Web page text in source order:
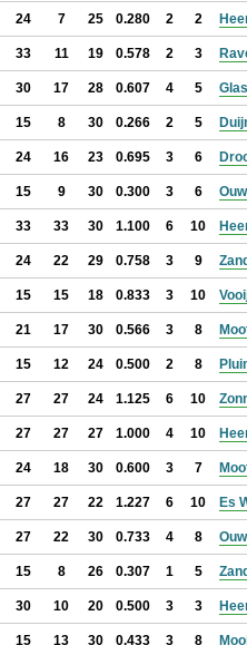
24 7 25 0.280 2 2
33 11 19 0.578 2 3
30 17 28 0.607 4 5
15 8 30 0.266 2 5
24 16 23 0.695 3 6
15 9 30 0.300 3 6
33 33 30 1.100 6 10
24 22 29 0.758 3 9
15 15 18 0.833 3 10
21 17 30 0.566 3 8
15 12 24 0.500 2 8
27 27 24 1.125 6 10
27 27 27 1.000 4 10
24 18 30 0.600 3 7
27 27 22 1.227 6 10 Es
27 22 30 0.733 4 8
15 8 26 0.307 1 5
30 10 20 0.500 3 3
15 13 30 0.433 3 8